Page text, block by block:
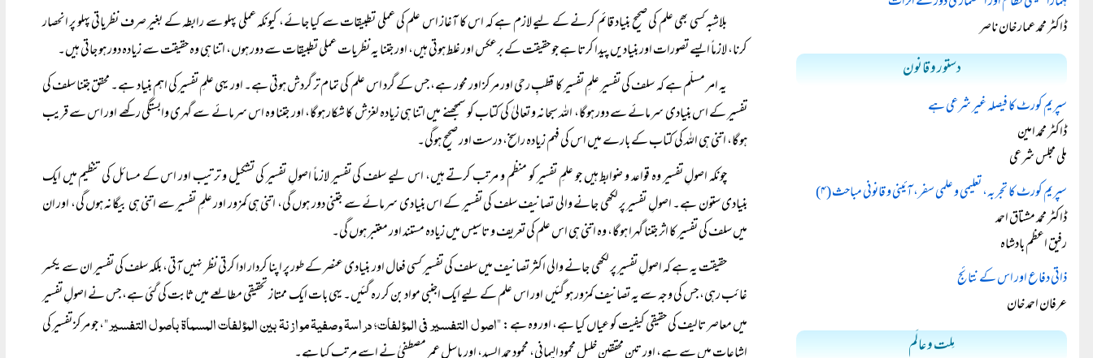
بلاشبہ کسی بھی علم کی صحیح بنیاد قائم کرنے کے لیے لازم ہے کہ اس کا آغاز اس علم کی عملی تطبیقات سے کیا جائے، کیونکہ عملی پہلو سے رابطہ کے بغیر صرف نظریاتی پہلو پر انحصار
کرنا، لازماً‌ ایسے تصورات اور بنیادیں پیدا کرتا ہے جو حقیقت کے برعکس اور غلط ہوتی ہیں، اور جتنا یہ نظریات عملی تطبیقات سے دور ہوں، اتنا ہی وہ حقیقت سے زیادہ دور ہو جاتی ہیں۔
یہ امر مسلّم ہے کہ سلف کی تفسیر علمِ تفسیر کا قطبِ رحی اور مرکز اور محور ہے، جس کے گرد اس علم کی تمام تر گردش ہوتی ہے۔ اور یہی علمِ تفسیر کی اہم بنیاد ہے۔ محقق جتنا سلف کی
تفسیر کے اس بنیادی سرمائے سے دور ہوگا، اللہ سبحانہ و تعالیٰ کی کتاب کو سمجھنے میں اتنا ہی زیادہ لغزش کا شکار ہوگا، اور جتنا وہ اس سرمائے سے گہری وابستگی رکھے اور اس سے قریب
ہوگا، اتنی ہی اللہ کی کتاب کے بارے میں اس کی فہم زیادہ راسخ، درست اور صحیح ہوگی۔
چونکہ اصولِ تفسیر وہ قواعد و ضوابط ہیں جو علمِ تفسیر کو منظم و مرتب کرتے ہیں، اس لیے سلف کی تفسیر لازماً‌ اصولِ تفسیر کی تشکیل و ترتیب اور اس کے مسائل کی تنظیم میں ایک
بنیادی ستون ہے۔ اصولِ تفسیر پر لکھی جانے والی تصانیف سلف کی تفسیر کے اس بنیادی سرمائے سے جتنی دور ہوں گی، اتنی ہی کمزور اور علمِ تفسیر سے اتنی ہی بیگانہ ہوں گی، اور ان
میں سلف کی تفسیر کا اثر جتنا گہرا ہوگا، وہ اتنی ہی اس علم کی تعریف و تاسیس میں زیادہ مستند اور معتبر ہوں گی۔
حقیقت یہ ہے کہ اصولِ تفسیر پر لکھی جانے والی اکثر تصانیف میں سلف کی تفسیر کسی فعال اور بنیادی عنصر کے طور پر اپنا کردار ادا کرتی نظر نہیں آتی، بلکہ سلف کی تفسیر ان سے یکسر
غائب رہی، جس کی وجہ سے یہ تصانیف کمزور ہو گئیں اور اس علم کے لیے ایک اجنبی مواد بن کر رہ گئیں۔ یہی بات ایک ممتاز تحقیقی مطالعے میں ثابت کی گئی ہے، جس نے اصولِ تفسیر
میں معاصر تالیف کی حقیقی کیفیت کو عیاں کیا ہے، اور وہ ہے:"اصول التفسیر فی المؤلفات؛ دراسۃ وصفیۃ موازنۃ بین المؤلفات المسماۃ باصول التفسیر"، جو مرکز تفسیر کی
ڈاکٹر محمد عمار خان ناصر
دستور و قانون
سپریم کورٹ کا فیصلہ غیر شرعی ہے
ڈاکٹر محمد امین
ملی مجلس شرعی
سپریم کورٹ کا تجربہ، تعلیمی و علمی سفر، آئینی و قانونی مباحث (۴)
ڈاکٹر محمد مشتاق احمد
رفیق اعظم بادشاہ
ذاتی دفاع اور اس کے نتائج
عرفان احمد خان
مِلت و عالَم